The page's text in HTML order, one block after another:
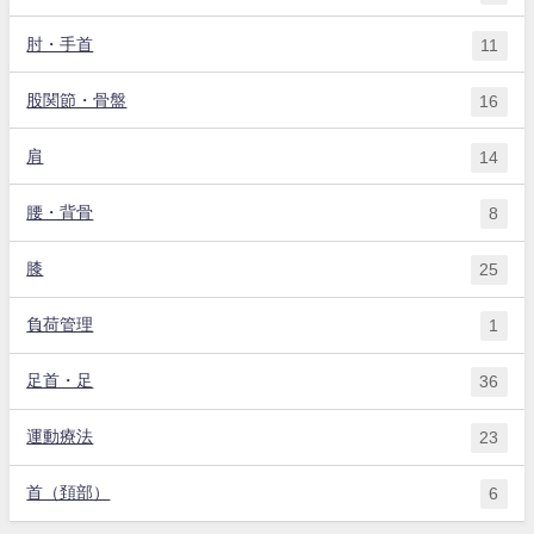
肘・手首 11
股関節・骨盤 16
肩 14
腰・背骨 8
膝 25
負荷管理 1
足首・足 36
運動療法 23
首（頚部） 6